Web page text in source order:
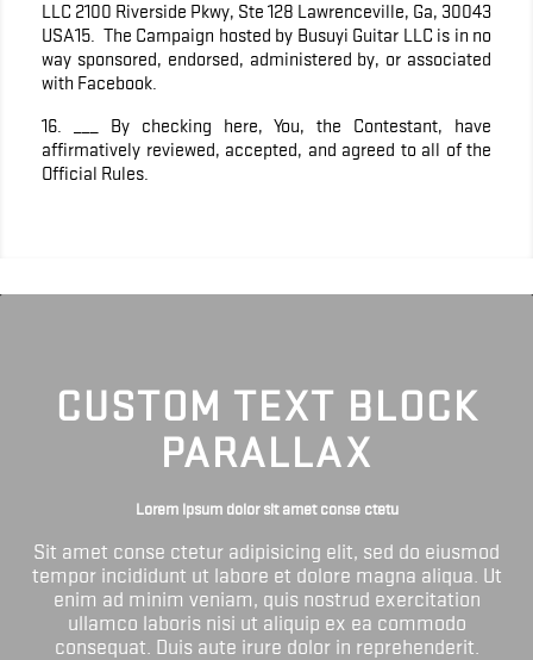
LLC 2100 Riverside Pkwy, Ste 128 Lawrenceville, Ga, 30043
USA15. The Campaign hosted by Busuyi Guitar LLC is in no
way sponsored, endorsed, administered by, or associated
with Facebook.
16. ___ By checking here, You, the Contestant, have
affirmatively reviewed, accepted, and agreed to all of the
Official Rules.
CUSTOM TEXT BLOCK
PARALLAX
Lorem ipsum dolor sit amet conse ctetu
Sit amet conse ctetur adipisicing elit, sed do eiusmod
tempor incididunt ut labore et dolore magna aliqua. Ut
enim ad minim veniam, quis nostrud exercitation
ullamco laboris nisi ut aliquip ex ea commodo
consequat. Duis aute irure dolor in reprehenderit.